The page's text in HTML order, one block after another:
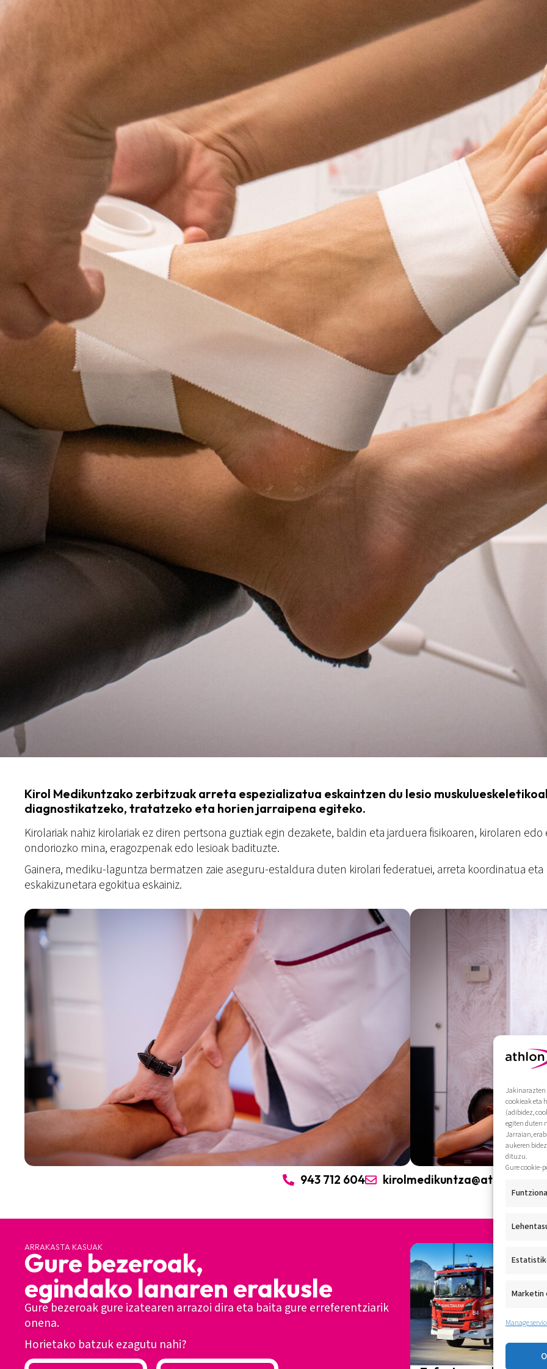
Jakinarazten
cookieak eta
(adibidez,
egiten duten
Jarraian,
aukeren
dituzu.
Gure cookie-
Marketin
Manage
Kirol Medikuntzako zerbitzuak arreta espezializatua eskaintzen du lesio
diagnostikatzeko, tratatzeko eta horien jarraipena egiteko.
Kirolariak nahiz kirolariak ez diren pertsona guztiak egin dezakete, baldin eta jarduera fisikoaren, kirolaren
ondoriozko mina, eragozpenak edo lesioak badituzte.
Gainera, mediku-laguntza bermatzen zaie aseguru-estaldura duten kirolari federatuei, arreta koordinatua
eskakizunetara egokitua eskainiz.
943 712 604 kirolmedikuntza@athlon.eus
ARRAKASTA KASUAK
Gure bezeroak,
egindako lanaren erakusle
Gure bezeroak gure izatearen arrazoi dira eta baita gure erreferentziarik
onena.
Horietako batzuk ezagutu nahi?